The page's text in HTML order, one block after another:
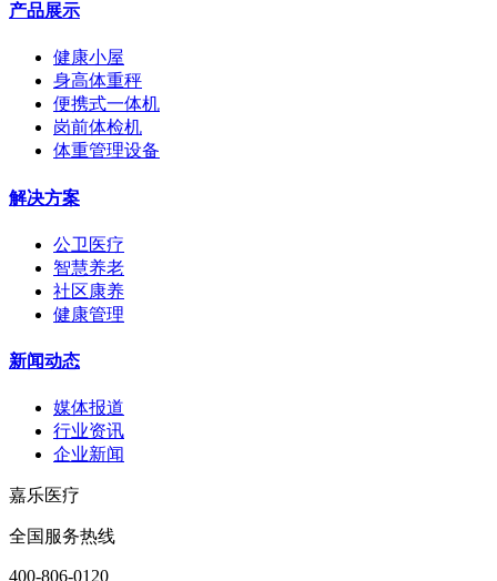
产品展示
健康小屋
身高体重秤
便携式一体机
岗前体检机
体重管理设备
解决方案
公卫医疗
智慧养老
社区康养
健康管理
新闻动态
媒体报道
行业资讯
企业新闻
嘉乐医疗
全国服务热线
400-806-0120